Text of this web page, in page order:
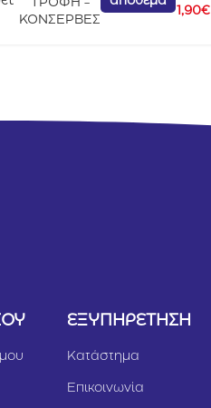
ΤΡΟΦΗ -
ΚΟΝΣΕΡΒΕΣ
1,90€
ΕΞΥΠΗΡΕΤΗΣΗ
Κατάστημα
Επικοινωνία